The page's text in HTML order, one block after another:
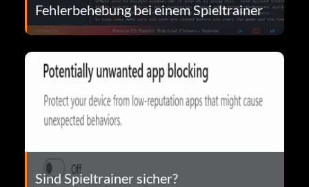
Fehlerbehebung bei einem Spieltrainer
Sind Spieltrainer sicher?